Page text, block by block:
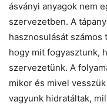
ásványi anyagok nem
szervezetben. A
hasznosulását számos
hogy mit fogyasztunk,
szervezetünk. A
mikor és mivel
vagyunk hidratáltak,